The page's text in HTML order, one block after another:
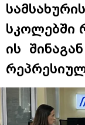
სკოლებში
ის